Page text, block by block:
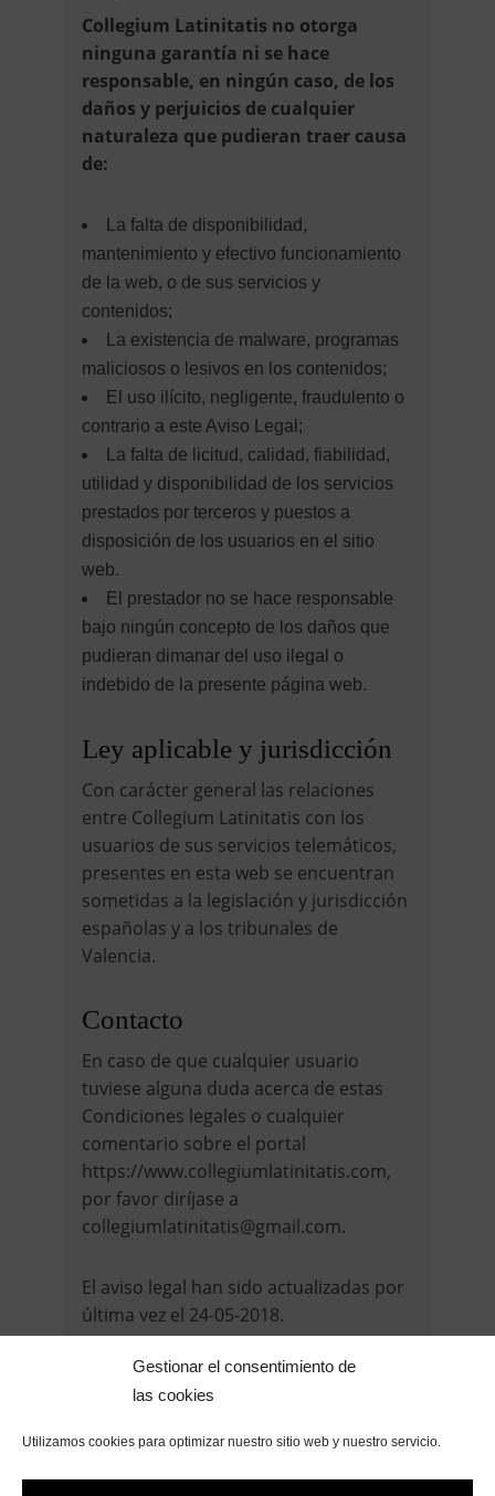
Gestionar el consentimiento de
las cookies
Utilizamos cookies para optimizar nuestro sitio web y nuestro servicio.
Collegium Latinitatis no otorga
ninguna garantía ni se hace
responsable, en ningún caso, de los
daños y perjuicios de cualquier
naturaleza que pudieran traer causa
de:
La falta de disponibilidad,
mantenimiento y efectivo funcionamiento
de la web, o de sus servicios y
contenidos;
La existencia de malware, programas
maliciosos o lesivos en los contenidos;
El uso ilícito, negligente, fraudulento o
contrario a este Aviso Legal;
La falta de licitud, calidad, fiabilidad,
utilidad y disponibilidad de los servicios
prestados por terceros y puestos a
disposición de los usuarios en el sitio
web.
El prestador no se hace responsable
bajo ningún concepto de los daños que
pudieran dimanar del uso ilegal o
indebido de la presente página web.
Ley aplicable y jurisdicción
Con carácter general las relaciones
entre Collegium Latinitatis con los
usuarios de sus servicios telemáticos,
presentes en esta web se encuentran
sometidas a la legislación y jurisdicción
españolas y a los tribunales de
Valencia.
Contacto
En caso de que cualquier usuario
tuviese alguna duda acerca de estas
Condiciones legales o cualquier
comentario sobre el portal
https://www.collegiumlatinitatis.com,
por favor diríjase a
collegiumlatinitatis@gmail.com.
El aviso legal han sido actualizadas por
última vez el 24-05-2018.